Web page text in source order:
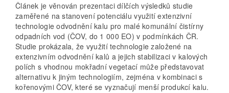
Článek je věnován prezentaci dílčích výsledků studie
zaměřené na stanovení potenciálu využití extenzivní
technologie odvodnění kalu pro malé komunální čistírny
odpadních vod (ČOV, do 1 000 EO) v podmínkách ČR.
Studie prokázala, že využití technologie založené na
extenzivním odvodnění kalů a jejich stabilizaci v kalových
polích s vhodnou mokřadní vegetací může představovat
alternativu k jiným technologiím, zejména v kombinaci s
kořenovými ČOV, které se vyznačují menší produkcí kalu.